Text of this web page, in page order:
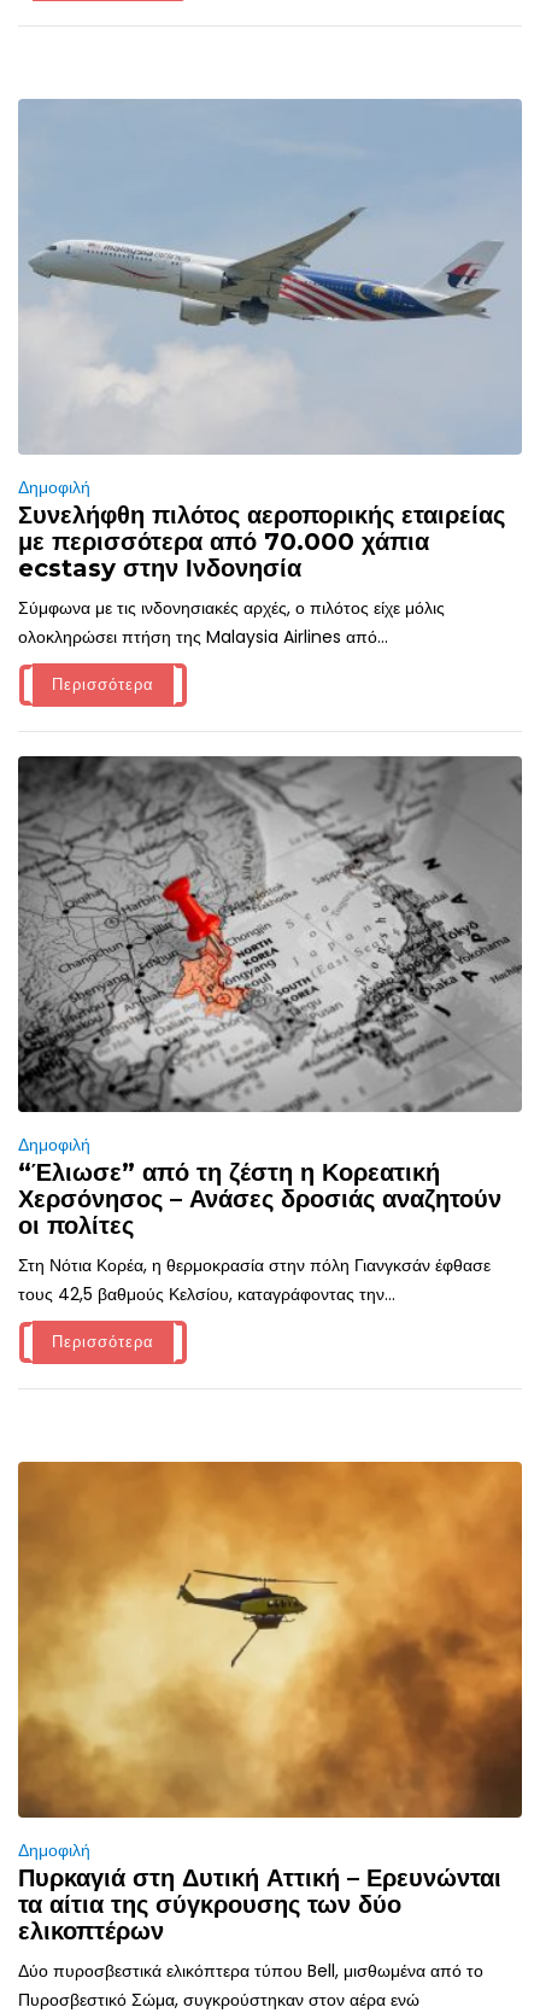
Δημοφιλή
Συνελήφθη πιλότος αεροπορικής εταιρείας
με περισσότερα από 70.000 χάπια
ecstasy στην Ινδονησία
Σύμφωνα με τις ινδονησιακές αρχές, ο πιλότος είχε μόλις
ολοκληρώσει πτήση της Malaysia Airlines από...
Περισσότερα
Δημοφιλή
“Έλιωσε” από τη ζέστη η Κορεατική
Χερσόνησος – Ανάσες δροσιάς αναζητούν
οι πολίτες
Στη Νότια Κορέα, η θερμοκρασία στην πόλη Γιανγκσάν έφθασε
τους 42,5 βαθμούς Κελσίου, καταγράφοντας την...
Περισσότερα
Δημοφιλή
Πυρκαγιά στη Δυτική Αττική – Ερευνώνται
τα αίτια της σύγκρουσης των δύο
ελικοπτέρων
Δύο πυροσβεστικά ελικόπτερα τύπου Bell, μισθωμένα από το
Πυροσβεστικό Σώμα, συγκρούστηκαν στον αέρα ενώ